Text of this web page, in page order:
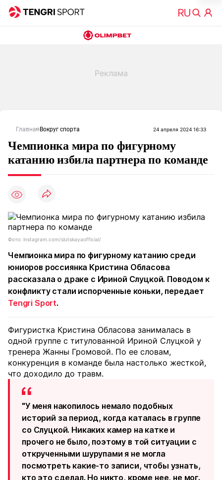
Главная Вокруг спорта 24 апреля 2024 16:33
Чемпионка мира по фигурному
катанию избила партнера по команде
Фото: instagram.com/slutskayaofficial/
Чемпионка мира по фигурному катанию среди
юниоров россиянка Кристина Обласова
рассказала о драке с Ириной Слуцкой. Поводом к
конфликту стали испорченные коньки, передает
Tengri Sport.
Фигуристка Кристина Обласова занималась в
одной группе с титулованной Ириной Слуцкой у
тренера Жанны Громовой. По ее словам,
конкуренция в команде была настолько жесткой,
что доходило до травм.
"У меня накопилось немало подобных
историй за период, когда каталась в группе
со Слуцкой. Никаких камер на катке и
прочего не было, поэтому в той ситуации с
открученными шурупами я не могла
посмотреть какие-то записи, чтобы узнать,
кто это сделал. Но никто, кроме нее, не мог.